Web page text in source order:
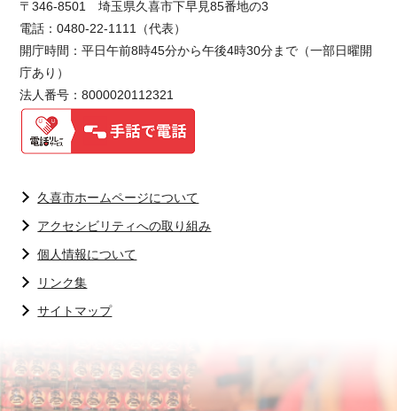
〒346-8501 埼玉県久喜市下早見85番地の3
電話：0480-22-1111（代表）
開庁時間：平日午前8時45分から午後4時30分まで（一部日曜開
庁あり）
法人番号：8000020112321
久喜市ホームページについて
アクセシビリティへの取り組み
個人情報について
リンク集
サイトマップ